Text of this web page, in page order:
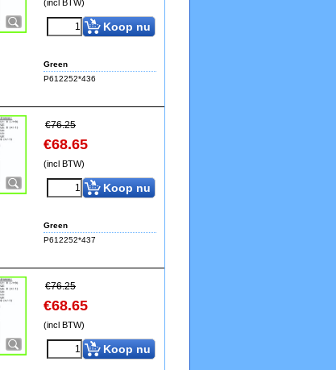
(incl BTW)
Koop nu
Green
P612252*436
€76.25
€68.65
(incl BTW)
Koop nu
Green
P612252*437
€76.25
€68.65
(incl BTW)
Koop nu